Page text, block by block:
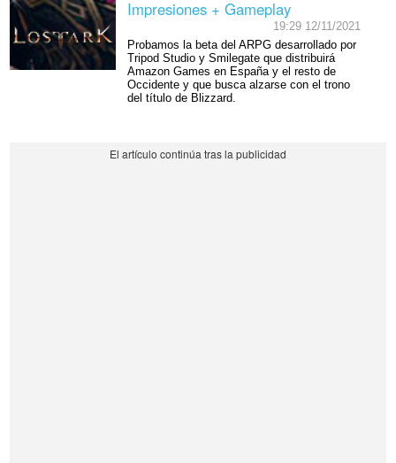
Impresiones + Gameplay
19:29 12/11/2021
Probamos la beta del ARPG desarrollado por
Tripod Studio y Smilegate que distribuirá
Amazon Games en España y el resto de
Occidente y que busca alzarse con el trono
del título de Blizzard.